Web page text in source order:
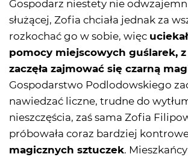
Gospodarz niestety nie
służącej, Zofia chciała jednak za
rozkochać go w sobie, więc
pomocy miejscowych guślarek, z
zaczęła zajmować się czarną
Gospodarstwo Podlodowskiego
nawiedzać liczne, trudne do
nieszczęścia, zaś sama Zofia
próbowała coraz bardziej
magicznych sztuczek.